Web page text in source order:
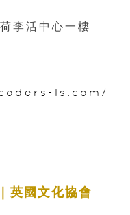
李活中心一樓
ls.com/
國文化協會